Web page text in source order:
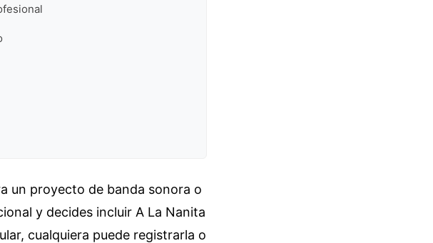
un proyecto de banda sonora o
y decides incluir A La Nanita
cualquiera puede registrarla o